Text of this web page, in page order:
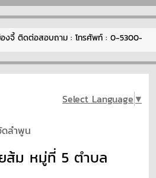
ดต่อสอบถาม : โทรศัพท์ : 0-5300-3442 อี
Select Language ▼
ดลำพูน
ยส้ม หมู่ที่ 5 ตำบล